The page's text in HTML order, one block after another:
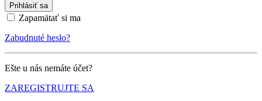
Prihlásiť sa
Zapamätať si ma
Zabudnuté heslo?
Ešte u nás nemáte účet?
ZAREGISTRUJTE SA